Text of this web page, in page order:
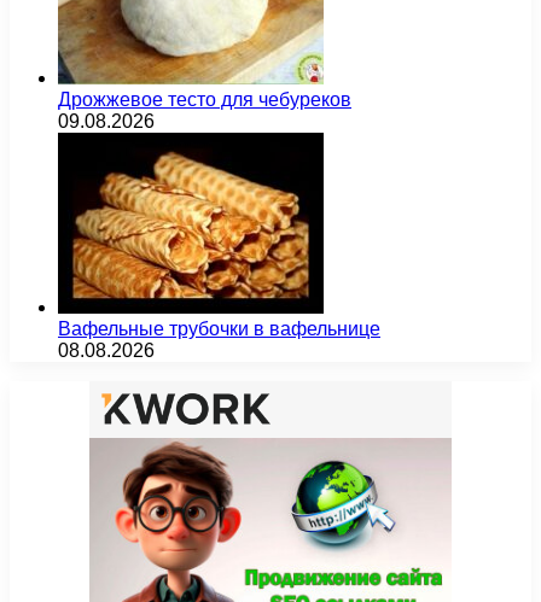
Дрожжевое тесто для чебуреков
09.08.2026
Вафельные трубочки в вафельнице
08.08.2026